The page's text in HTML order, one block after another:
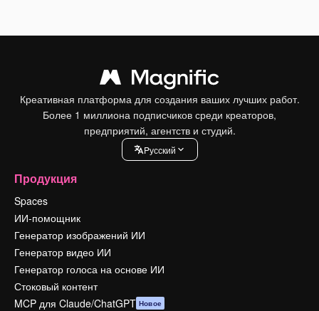
Креативная платформа для создания ваших лучших работ.
Более 1 миллиона подписчиков среди креаторов,
предприятий, агентств и студий.
Pусский
Продукция
Spaces
ИИ-помощник
Генератор изображений ИИ
Генератор видео ИИ
Генератор голоса на основе ИИ
Стоковый контент
MCP для Claude/ChatGPT Новое